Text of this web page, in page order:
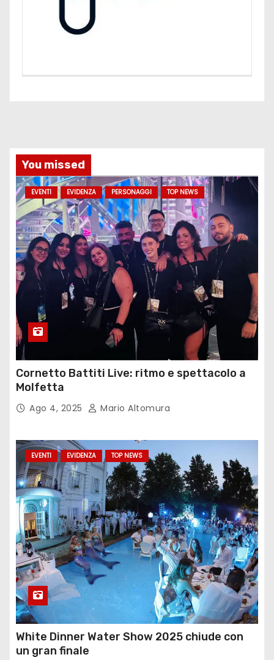
You missed
EVENTI EVIDENZA PERSONAGGI TOP NEWS
Cornetto Battiti Live: ritmo e spettacolo a
Molfetta
Ago 4, 2025 Mario Altomura
EVENTI EVIDENZA TOP NEWS
White Dinner Water Show 2025 chiude con
un gran finale